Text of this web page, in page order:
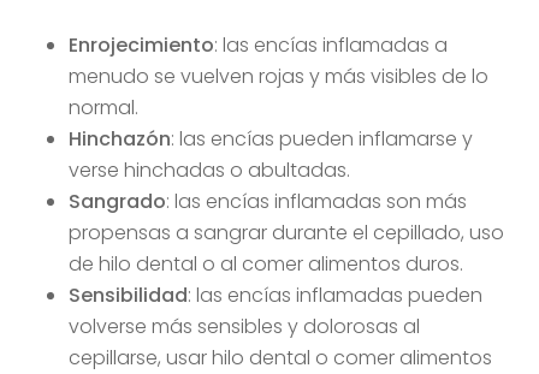
Enrojecimiento: las encías inflamadas a
menudo se vuelven rojas y más visibles de lo
normal.
Hinchazón: las encías pueden inflamarse y
verse hinchadas o abultadas.
Sangrado: las encías inflamadas son más
propensas a sangrar durante el cepillado, uso
de hilo dental o al comer alimentos duros.
Sensibilidad: las encías inflamadas pueden
volverse más sensibles y dolorosas al
cepillarse, usar hilo dental o comer alimentos